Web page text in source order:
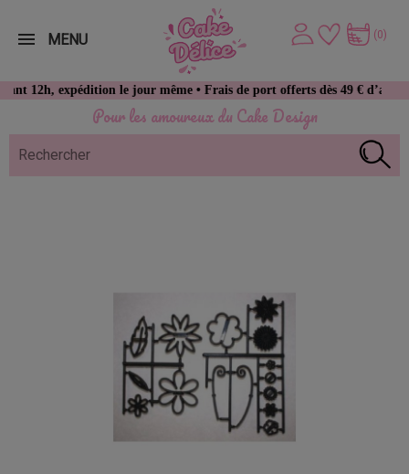
Pour les amoureux du Cake Design
expédition le jour même • Frais de port offerts dès 49 € d’achat
(0)
MENU